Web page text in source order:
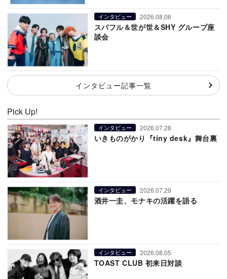
インタビュー 2026.08.06
スパフル＆世が世＆SHY グループ座
談会
インタビュー記事一覧
Pick Up!
インタビュー 2026.07.28
いきものがかり『tiny desk』舞台裏
インタビュー 2026.07.29
酒井一圭、モナキの活躍を語る
インタビュー 2026.08.05
TOAST CLUB 初来日対談